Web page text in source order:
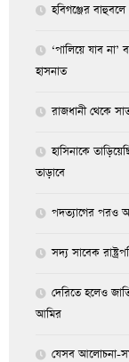
হবিগঞ্জের
‘পালিয়ে যাব
হাসনাত
রাজধানী থেকে
হাসিনাকে
তাড়াবে
পদত্যাগের পরও
সদ্য সাবেক
দেরিতে হলেও
আমির
যেসব আলোচনা-